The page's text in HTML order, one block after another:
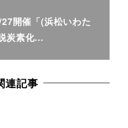
27開催「(浜松いわた
炭素化…
連記事